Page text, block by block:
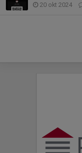
20 okt 2024